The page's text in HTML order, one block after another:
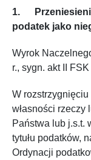
1.
podatek jako
Wyrok
r., sygn. akt II
W
własności rzeczy
Państwa lub j.s.t.
tytułu podatków,
Ordynacji